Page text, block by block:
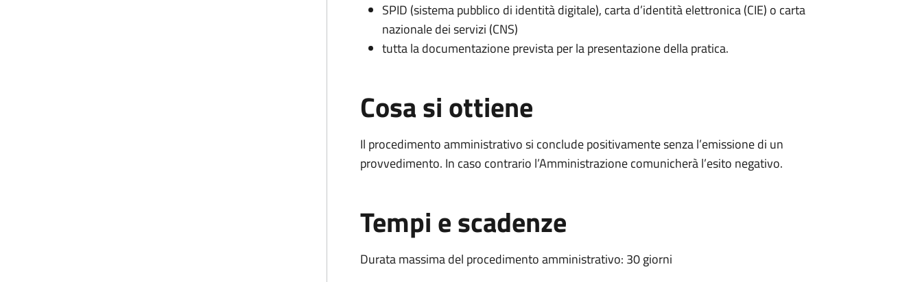
SPID (sistema pubblico di identità digitale), carta d’identità elettronica (CIE) o carta
nazionale dei servizi (CNS)
tutta la documentazione prevista per la presentazione della pratica.
Cosa si ottiene
Il procedimento amministrativo si conclude positivamente senza l’emissione di un
provvedimento. In caso contrario l’Amministrazione comunicherà l’esito negativo.
Tempi e scadenze
Durata massima del procedimento amministrativo: 30 giorni